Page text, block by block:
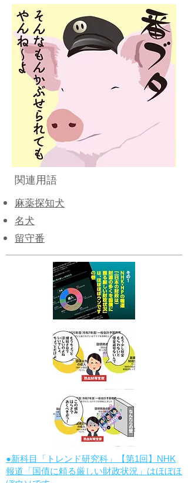
関連用語
麻薬探知犬
名犬
​留守番
●新科目「トレンド研究科」【第1回】NHK
報道「国債に頼る厳しい財政状況」はほぼほ